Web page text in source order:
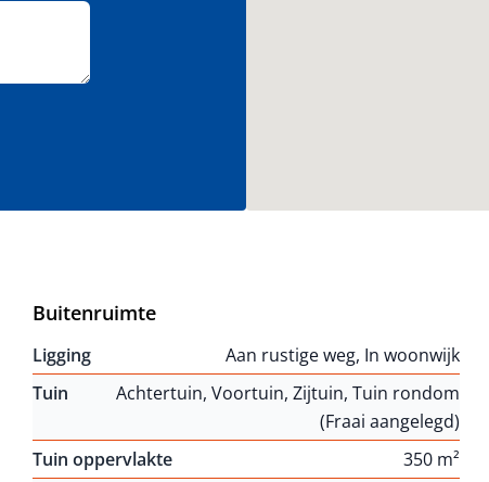
Buitenruimte
Ligging
Aan rustige weg, In woonwijk
Tuin
Achtertuin, Voortuin, Zijtuin, Tuin rondom
(Fraai aangelegd)
Tuin oppervlakte
350 m²